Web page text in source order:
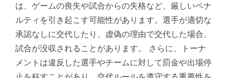
は、ゲームの喪失や試合からの失格など、厳しいペナ
ルティを引き起こす可能性があります。選手が適切な
承認なしに交代したり、虚偽の理由で交代した場合、
試合が没収されることがあります。 さらに、トーナ
メントは違反した選手やチームに対して罰金や出場停